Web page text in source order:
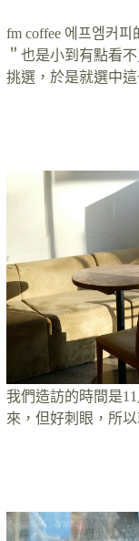
fm coffee 에프엠커
＂也是小到有點看
挑選，於是就選中
我們造訪的時間是
來，但好刺眼，所